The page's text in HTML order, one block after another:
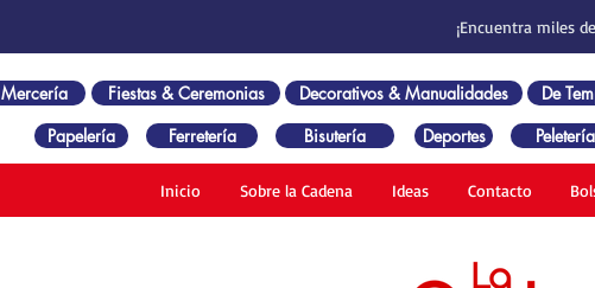
¡Encuentra miles
Mercería Fiestas & Ceremonias Decorativos & Manualidades De
Papelería
Ferretería Bisutería Deportes Peletería
Inicio Sobre la Cadena Ideas Contacto